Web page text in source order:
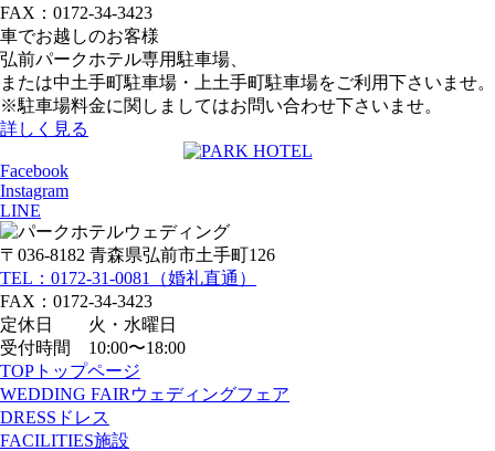
FAX：0172-34-3423
車でお越しのお客様
弘前パークホテル専用駐車場、
または中土手町駐車場・上土手町駐車場をご利用下さいませ。
※駐車場料金に関しましてはお問い合わせ下さいませ。
詳しく見る
Facebook
Instagram
LINE
〒036-8182 青森県弘前市土手町126
TEL：0172-31-0081（婚礼直通）
FAX：0172-34-3423
定休日 火・水曜日
受付時間 10:00〜18:00
TOP トップページ
WEDDING FAIR ウェディングフェア
DRESS ドレス
FACILITIES施設